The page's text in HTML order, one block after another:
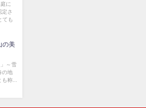
に
定さ
ても
の美
～雪
の地
称...